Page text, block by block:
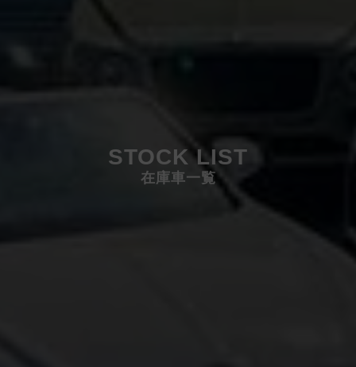
STOCK LIST
在庫車一覧